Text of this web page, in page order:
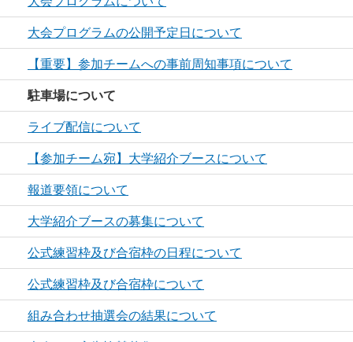
大会プログラムの公開予定日について
【重要】参加チームへの事前周知事項について
駐車場について
ライブ配信について
【参加チーム宛】大学紹介ブースについて
報道要領について
大学紹介ブースの募集について
公式練習枠及び合宿枠の日程について
公式練習枠及び合宿枠について
組み合わせ抽選会の結果について